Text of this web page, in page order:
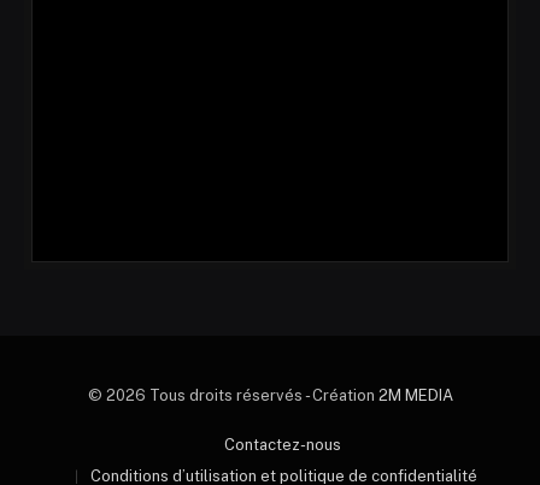
© 2026 Tous droits réservés - Création 2M MEDIA
Contactez-nous
Conditions d’utilisation et politique de confidentialité